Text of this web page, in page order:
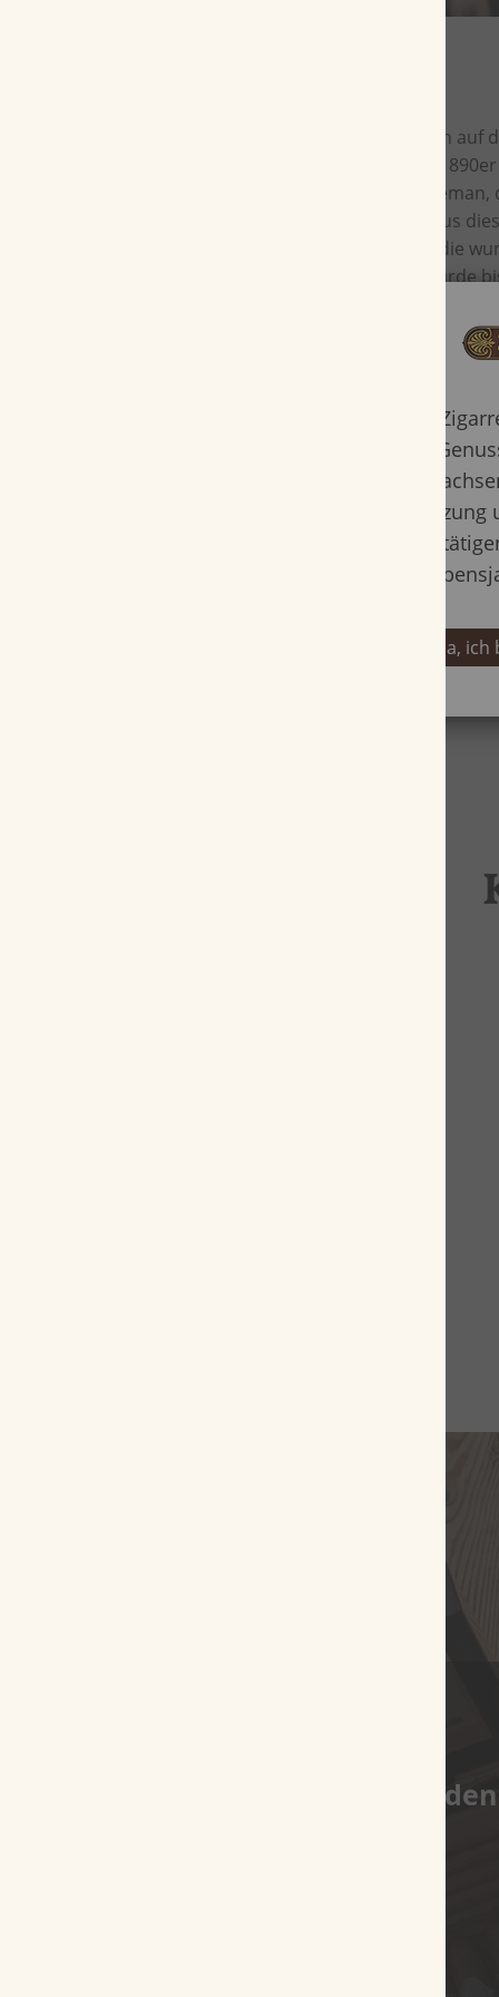
Die Serie der Fonseca Zigarren gründen sich auf
Francisco Fonseca, der diese Marke in den
hat. Don Francisco war ein eleganter
Zigarren diese Erscheinung geben wollte. Aus
Zigarren mit Seidenpapier ummantelt, um die
Deckblätter zu schützen. Diese Tradition wurde
und wird nach wie vor bei allen Zigarren der
Einlage und Umblätter der Zigarre kommen aus
Eine herrliche Zigarre nach einer Mahlzeit.
Geschmack und der optimale, sommerliche
Weißwein. Die Cosacos haben einen
einem 42 Ringmaß. Die Länge der Zigarre von
Es
Ja,